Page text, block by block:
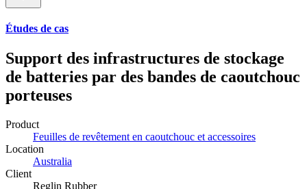
Études de cas
Support des infrastructures de stockage
de batteries par des bandes de caoutchouc
porteuses
Product
Feuilles de revêtement en caoutchouc et accessoires
Location
Australia
Client
Reglin Rubber